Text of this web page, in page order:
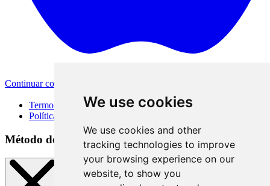
We use cookies
We use cookies and other
tracking technologies to improve
your browsing experience on our
website, to show you
Continuar com a Apple
Termos de Uso
Política de Privacidade
Método de acesso